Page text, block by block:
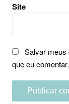
Site
Salvar meus
que eu comentar.